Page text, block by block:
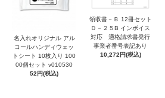
名入れオリジナル アル
コールハンディウェッ
トシート 10枚入り 100
00個セット v010530
52円(税込)
領収書－Ｂ 12冊セット
Ｄ－２５B インボイス
対応 適格請求書発行
事業者番号表記あり
10,272円(税込)